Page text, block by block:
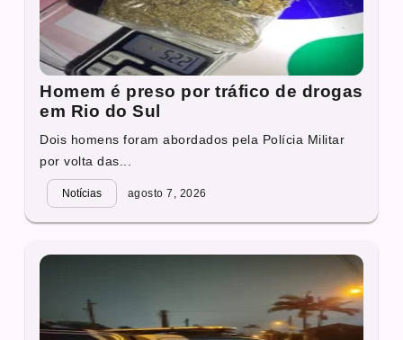
Homem é preso por tráfico de drogas
em Rio do Sul
Dois homens foram abordados pela Polícia Militar
por volta das...
Notícias agosto 7, 2026